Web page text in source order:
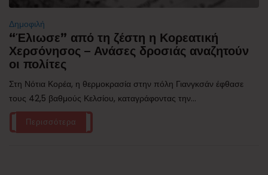
Δημοφιλή
“Έλιωσε” από τη ζέστη η Κορεατική
Χερσόνησος – Ανάσες δροσιάς αναζητούν
οι πολίτες
Στη Νότια Κορέα, η θερμοκρασία στην πόλη Γιανγκσάν έφθασε
τους 42,5 βαθμούς Κελσίου, καταγράφοντας την...
Περισσότερα